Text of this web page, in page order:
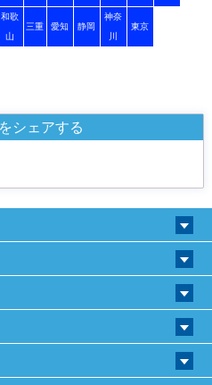
和歌
山
三重 愛知 静岡
神奈
川
東京
シェアする